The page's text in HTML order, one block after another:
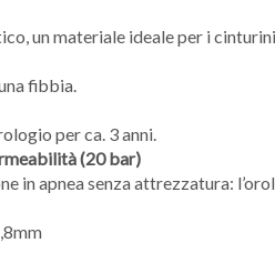
un materiale ideale per i
fibbia.
per ca. 3 anni.
(20 bar)
in apnea senza attrezzatura: